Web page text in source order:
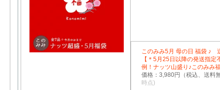
このみみ5月 母の日 福袋
【＊5月25日以降の発送指定
例！ナッツ山盛り♪このみみ
価格：3,980円（税込、送料
時点)